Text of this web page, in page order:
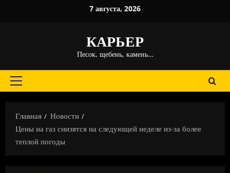
7 августа, 2026
КАРЬЕР
Песок, щебень, камень…
Основное
Главная
Новости
Цены на газ снизятся на следующей неделе из-за более
теплой погоды